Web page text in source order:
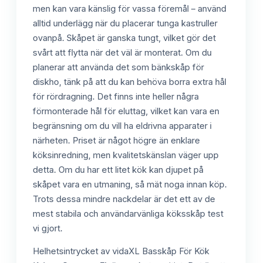
men kan vara känslig för vassa föremål – använd
alltid underlägg när du placerar tunga kastruller
ovanpå. Skåpet är ganska tungt, vilket gör det
svårt att flytta när det väl är monterat. Om du
planerar att använda det som bänkskåp för
diskho, tänk på att du kan behöva borra extra hål
för rördragning. Det finns inte heller några
förmonterade hål för eluttag, vilket kan vara en
begränsning om du vill ha eldrivna apparater i
närheten. Priset är något högre än enklare
köksinredning, men kvalitetskänslan väger upp
detta. Om du har ett litet kök kan djupet på
skåpet vara en utmaning, så mät noga innan köp.
Trots dessa mindre nackdelar är det ett av de
mest stabila och användarvänliga köksskåp test
vi gjort.
Helhetsintrycket av vidaXL Basskåp För Kök